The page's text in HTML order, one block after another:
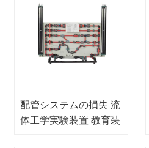
配管システムの損失 流
体工学実験装置 教育装